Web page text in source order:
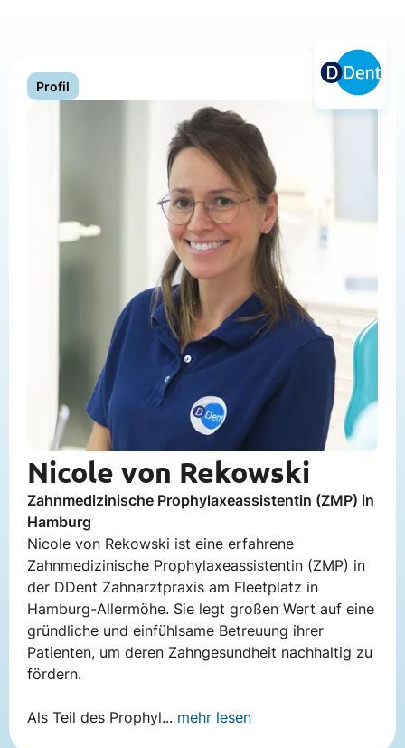
Profil
Nicole von Rekowski
Zahnmedizinische Prophylaxeassistentin (ZMP) in
Hamburg
Nicole von Rekowski ist eine erfahrene
Zahnmedizinische Prophylaxeassistentin (ZMP) in
der DDent Zahnarztpraxis am Fleetplatz in
Hamburg-Allermöhe. Sie legt großen Wert auf eine
gründliche und einfühlsame Betreuung ihrer
Patienten, um deren Zahngesundheit nachhaltig zu
fördern.
Als Teil des Prophyl... mehr lesen